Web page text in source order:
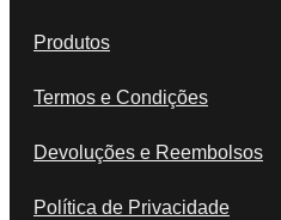
Produtos
Termos e Condições
Devoluções e Reembolsos
Política de Privacidade